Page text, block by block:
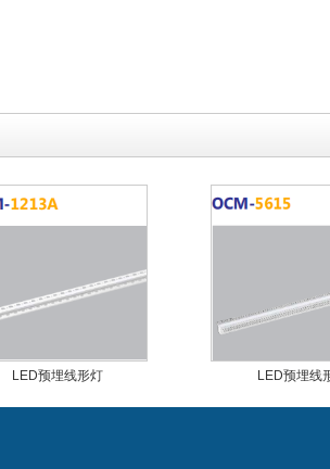
LED预埋线形灯 LED预埋线